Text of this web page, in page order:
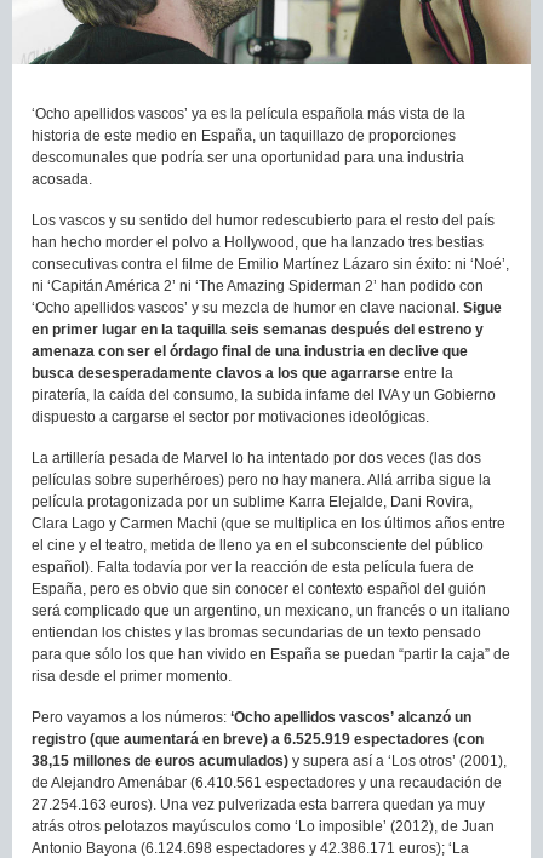
‘Ocho apellidos vascos’ ya es la película española más vista de la
historia de este medio en España, un taquillazo de proporciones
descomunales que podría ser una oportunidad para una industria
acosada.
Los vascos y su sentido del humor redescubierto para el resto del país
han hecho morder el polvo a Hollywood, que ha lanzado tres bestias
consecutivas contra el filme de Emilio Martínez Lázaro sin éxito: ni ‘Noé’,
ni ‘Capitán América 2’ ni ‘The Amazing Spiderman 2’ han podido con
‘Ocho apellidos vascos’ y su mezcla de humor en clave nacional. Sigue
en primer lugar en la taquilla seis semanas después del estreno y
amenaza con ser el órdago final de una industria en declive que
busca desesperadamente clavos a los que agarrarse entre la
piratería, la caída del consumo, la subida infame del IVA y un Gobierno
dispuesto a cargarse el sector por motivaciones ideológicas.
La artillería pesada de Marvel lo ha intentado por dos veces (las dos
películas sobre superhéroes) pero no hay manera. Allá arriba sigue la
película protagonizada por un sublime Karra Elejalde, Dani Rovira,
Clara Lago y Carmen Machi (que se multiplica en los últimos años entre
el cine y el teatro, metida de lleno ya en el subconsciente del público
español). Falta todavía por ver la reacción de esta película fuera de
España, pero es obvio que sin conocer el contexto español del guión
será complicado que un argentino, un mexicano, un francés o un italiano
entiendan los chistes y las bromas secundarias de un texto pensado
para que sólo los que han vivido en España se puedan “partir la caja” de
risa desde el primer momento.
Pero vayamos a los números: ‘Ocho apellidos vascos’ alcanzó un
registro (que aumentará en breve) a 6.525.919 espectadores (con
38,15 millones de euros acumulados) y supera así a ‘Los otros’ (2001),
de Alejandro Amenábar (6.410.561 espectadores y una recaudación de
27.254.163 euros). Una vez pulverizada esta barrera quedan ya muy
atrás otros pelotazos mayúsculos como ‘Lo imposible’ (2012), de Juan
Antonio Bayona (6.124.698 espectadores y 42.386.171 euros); ‘La